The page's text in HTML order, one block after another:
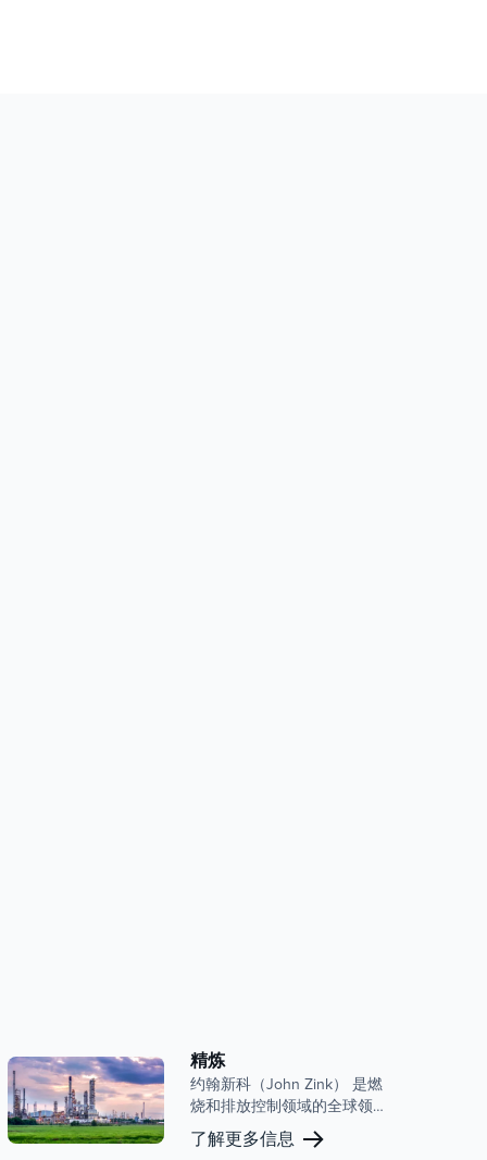
精炼
约翰新科（John Zink） 是燃
烧和排放控制领域的全球领
导者，在炼油市场拥有强大
的影响力。我们广泛的产品
了解更多信息